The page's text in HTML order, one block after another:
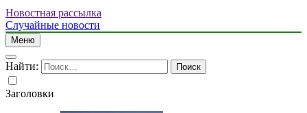
Новостная рассылка
Случайные новости
Меню
Найти:
Заголовки